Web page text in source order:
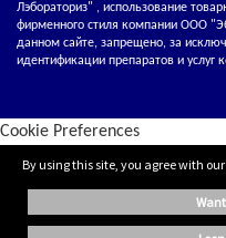
Лэбораториз" , использование
фирменного стиля компании ООО
данном сайте, запрещено, за
идентификации препаратов и услуг
Cookie Preferences
By using this site, you agree with our